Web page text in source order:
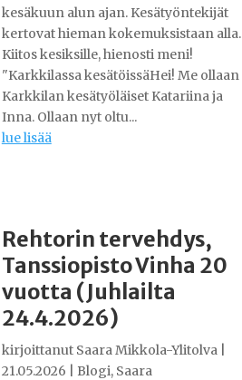
kesäkuun alun ajan. Kesätyöntekijät
kertovat hieman kokemuksistaan alla.
Kiitos kesiksille, hienosti meni!
"Karkkilassa kesätöissäHei! Me ollaan
Karkkilan kesätyöläiset Katariina ja
Inna. Ollaan nyt oltu...
lue lisää
Rehtorin tervehdys,
Tanssiopisto Vinha 20
vuotta (Juhlailta
24.4.2026)
kirjoittanut Saara Mikkola-Ylitolva|
21.05.2026
Blogi, Saara